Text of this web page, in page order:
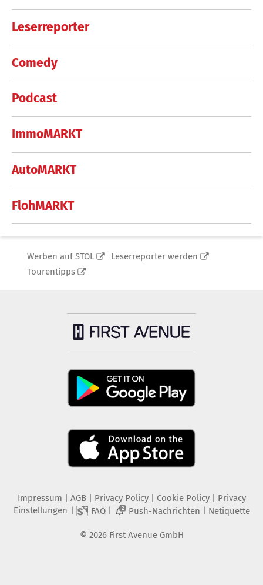
Leserreporter
Comedy
Podcast
ImmoMARKT
AutoMARKT
FlohMARKT
Werben auf STOL
Leserreporter werden
Tourentipps
Impressum | AGB | Privacy Policy| Cookie Policy| Privacy
Einstellungen | FAQ| 2 Push-Nachrichten | Netiquette
© 2026 First Avenue GmbH